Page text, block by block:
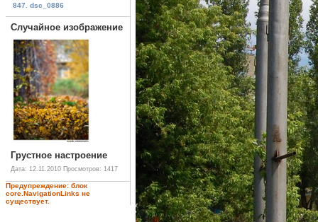
847. dsc_0886
Случайное изображение
Грустное настроение
Дата: 12.11.2010 Просмотров: 1417
Предупреждение: блок
core.NavigationLinks не
существует.